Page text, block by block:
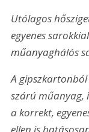
Utólagos
egyenes
műanyaghálós
A
szárú műanyag,
a korrekt,
ellen is